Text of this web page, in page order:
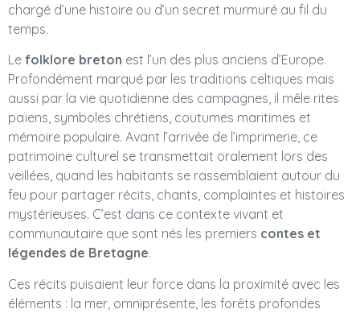
chargé d’une histoire ou d’un secret murmuré au fil du
temps.
Le folklore breton est l’un des plus anciens d’Europe.
Profondément marqué par les traditions celtiques mais
aussi par la vie quotidienne des campagnes, il mêle rites
païens, symboles chrétiens, coutumes maritimes et
mémoire populaire. Avant l’arrivée de l’imprimerie, ce
patrimoine culturel se transmettait oralement lors des
veillées, quand les habitants se rassemblaient autour du
feu pour partager récits, chants, complaintes et histoires
mystérieuses. C’est dans ce contexte vivant et
communautaire que sont nés les premiers contes et
légendes de Bretagne.
Ces récits puisaient leur force dans la proximité avec les
éléments : la mer, omniprésente, les forêts profondes